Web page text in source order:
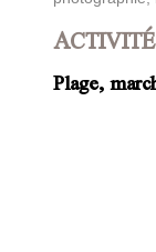
Plage,